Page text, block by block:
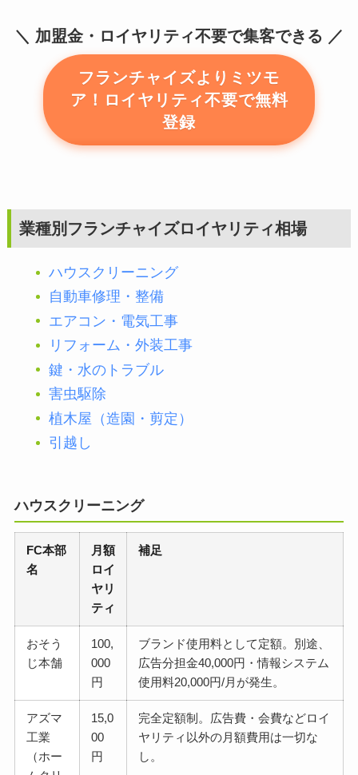
加盟金・ロイヤリティ不要で集客できる
フランチャイズよりミツモ
ア！ロイヤリティ不要で無料
登録
業種別フランチャイズロイヤリティ相場
ハウスクリーニング
自動車修理・整備
エアコン・電気工事
リフォーム・外装工事
鍵・水のトラブル
害虫駆除
植木屋（造園・剪定）
引越し
ハウスクリーニング
FC本部
名
月額
ロイ
ヤリ
ティ
補足
おそう
じ本舗
100,
000
円
ブランド使用料として定額。別途、
広告分担金40,000円・情報システム
使用料20,000円/月が発生。
アズマ
工業
（ホー
15,0
00
円
完全定額制。広告費・会費などロイ
ヤリティ以外の月額費用は一切な
し。